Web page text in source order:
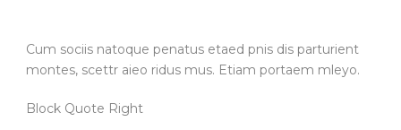
Cum sociis natoque penatus etaed pnis dis parturient
montes, scettr aieo ridus mus. Etiam portaem mleyo.
Block Quote Right